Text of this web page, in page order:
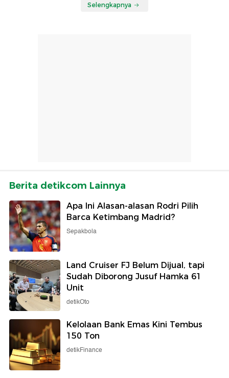
Selengkapnya
Berita detikcom Lainnya
Apa Ini Alasan-alasan Rodri Pilih
Barca Ketimbang Madrid?
Sepakbola
Land Cruiser FJ Belum Dijual, tapi
Sudah Diborong Jusuf Hamka 61
Unit
detikOto
Kelolaan Bank Emas Kini Tembus
150 Ton
detikFinance